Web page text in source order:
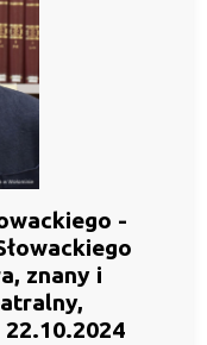
-
znany i